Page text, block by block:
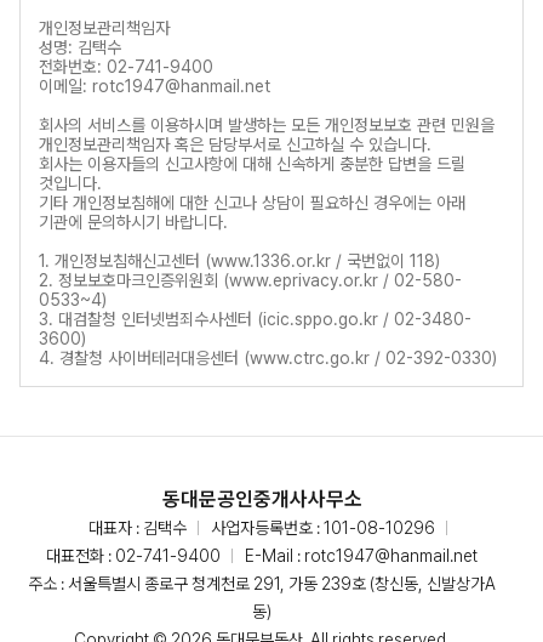
개인정보관리책임자
성명: 김택수
전화번호: 02-741-9400
이메일: rotc1947@hanmail.net
회사의 서비스를 이용하시며 발생하는 모든 개인정보보호 관련 민원을
개인정보관리책임자 혹은 담당부서로 신고하실 수 있습니다.
회사는 이용자들의 신고사항에 대해 신속하게 충분한 답변을 드릴
것입니다.
기타 개인정보침해에 대한 신고나 상담이 필요하신 경우에는 아래
기관에 문의하시기 바랍니다.
1. 개인정보침해신고센터 (www.1336.or.kr / 국번없이 118)
2. 정보보호마크인증위원회 (www.eprivacy.or.kr / 02-580-
0533~4)
3. 대검찰청 인터넷범죄수사센터 (icic.sppo.go.kr / 02-3480-
3600)
4. 경찰청 사이버테러대응센터 (www.ctrc.go.kr / 02-392-0330)
동대문공인중개사사무소
대표자 : 김택수
사업자등록번호 : 101-08-10296
대표전화 : 02-741-9400 E-Mail : rotc1947@hanmail.net
주소 : 서울특별시 종로구 청계천로 291, 가동 239호 (창신동, 신발상가A
동)